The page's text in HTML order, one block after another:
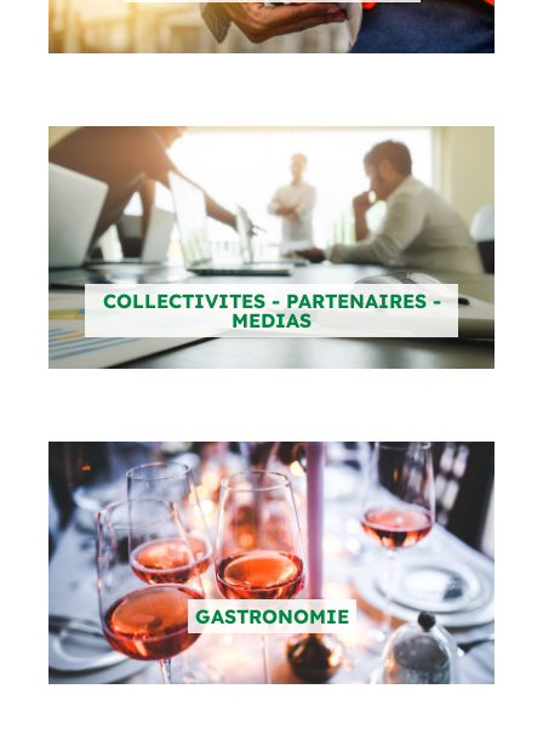
COLLECTIVITES - PARTENAIRES -
MEDIAS
GASTRONOMIE